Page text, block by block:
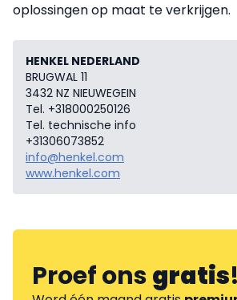
oplossingen op maat te verkrijgen.
HENKEL NEDERLAND
BRUGWAL 11
3432 NZ NIEUWEGEIN
Tel. +318000250126
Tel. technische info
+31306073852
info@henkel.com
www.henkel.com
Proef onsgratis!